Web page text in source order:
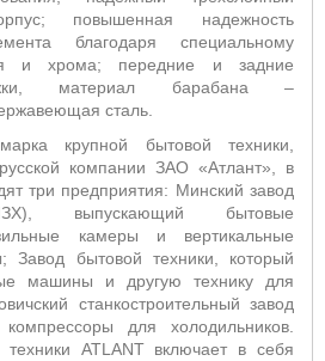
повышенная надежность
благодаря специальному
и хрома; передние и задние
материал барабана –
сталь.
крупной бытовой техники,
компании ЗАО «Атлант», в
три предприятия: Минский завод
выпускающий бытовые
камеры и вертикальные
Завод бытовой техники, который
машины и другую технику для
станкостроительный завод
для холодильников.
техники ATLANT включает в себя